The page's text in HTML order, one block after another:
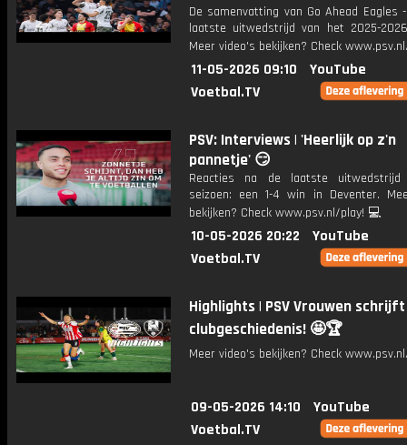
De samenvatting van Go Ahead Eagles
laatste uitwedstrijd van het 2025-
Meer video's bekijken? Check
11-05-2026 09:10
YouTube
Voetbal.TV
PSV: Interviews | 'Heerlijk op z'n
pannetje' 😏
Reacties na de laatste
seizoen: een 1-4 win in Deventer.
bekijken? Check www.psv.nl/play! 💻
10-05-2026 20:22
YouTube
Voetbal.TV
Highlights | PSV Vrouwen schrijft
clubgeschiedenis! 🤩🏆
Meer video's bekijken? Check
09-05-2026 14:10
YouTube
Voetbal.TV